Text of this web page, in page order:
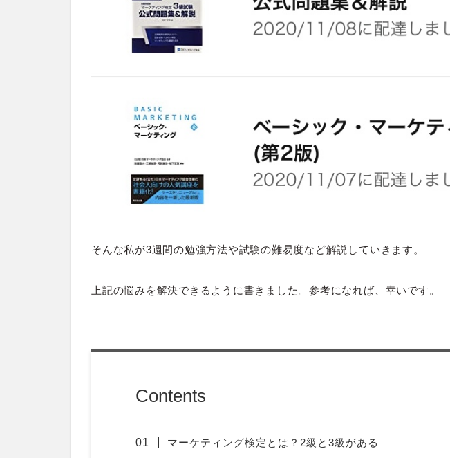
そんな私が3週間の勉強方法や試験の難易度など解説していきます。
上記の悩みを解決できるように書きました。参考になれば、幸いです。
Contents
マーケティング検定とは？2級と3級がある